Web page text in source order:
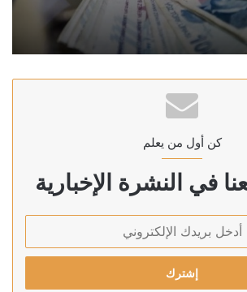
كن أول من يعلم
في النشرة الإخبارية